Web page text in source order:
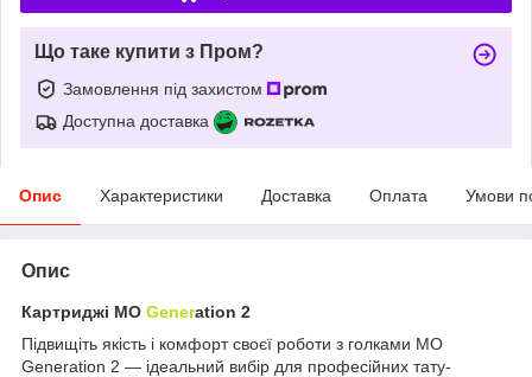
Що таке купити з Пром?
Замовлення під захистом
Доступна доставка
Опис Характеристики Доставка Оплата Умови
Опис
Картриджі MO Generation 2
Підвищіть якість і комфорт своєї роботи з голками MO
Generation 2 — ідеальний вибір для професійних тату-